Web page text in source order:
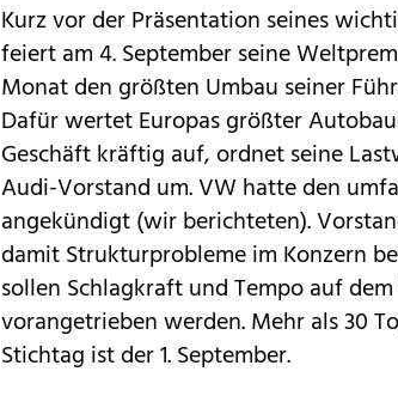
Kurz vor der Präsentation seines
feiert am 4. September seine
Monat den größten Umbau seiner
Dafür wertet Europas größter
Geschäft kräftig auf, ordnet seine
Audi-Vorstand um. VW hatte den
angekündigt (wir berichteten).
damit Strukturprobleme im Konzern
sollen Schlagkraft und Tempo auf
vorangetrieben werden. Mehr als 30
Stichtag ist der 1. September.